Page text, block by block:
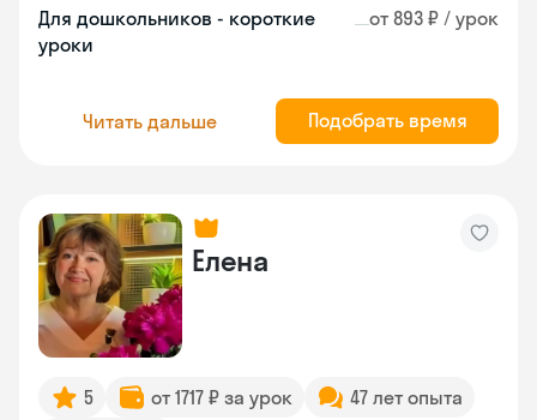
Для дошкольников - короткие
уроки
от 893 ₽ / урок
Читать дальше Подобрать время
Елена
5 от 1717 ₽ за урок
47 лет опыта